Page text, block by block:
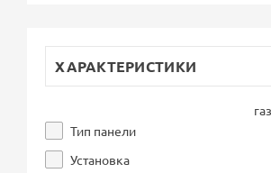
ХАРАКТЕРИСТИКИ
Тип панели
Установка